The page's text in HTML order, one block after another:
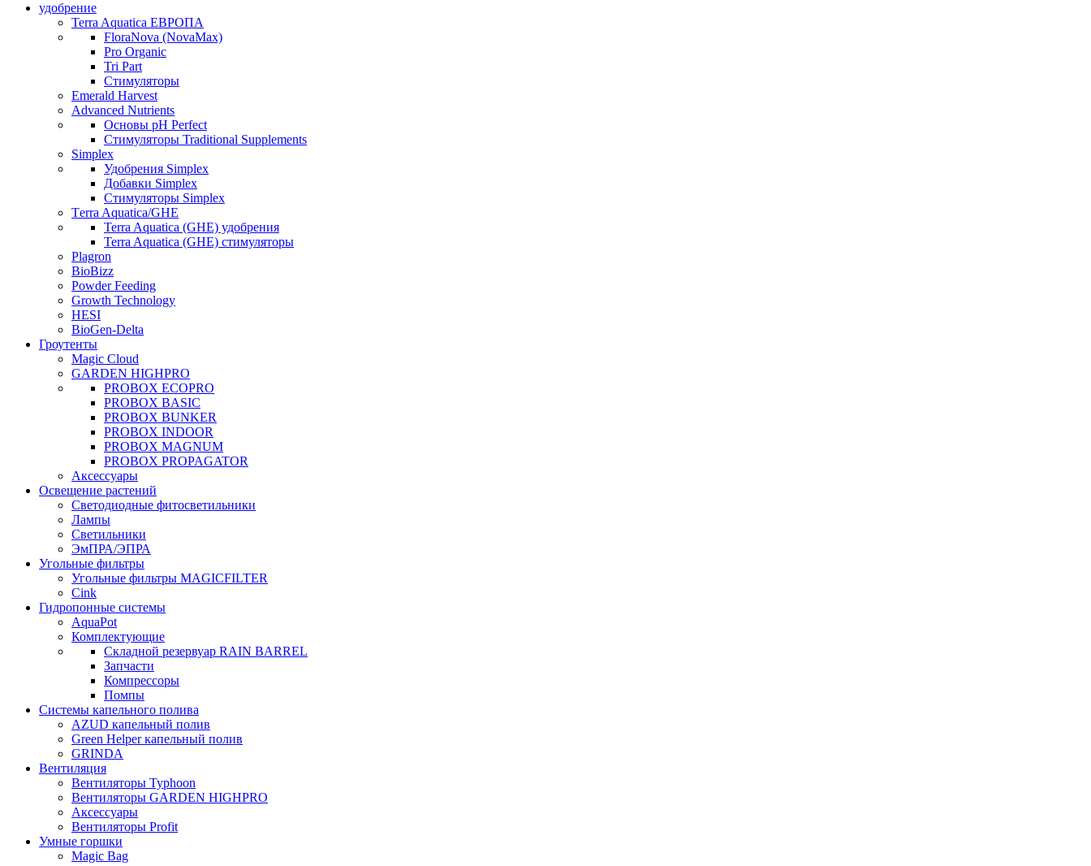
удобрение
Terra Aquatica ЕВРОПА
FloraNova (NovaMax)
Pro Organic
Tri Part
Стимуляторы
Emerald Harvest
Advanced Nutrients
Основы pH Perfect
Стимуляторы Traditional Supplements
Simplex
Удобрения Simplex
Добавки Simplex
Стимуляторы Simplex
Тerra Aquatica/GHE
Terra Aquatica (GHE) удобрения
Terra Aquatica (GHE) стимуляторы
Plagron
BioBizz
Powder Feeding
Growth Technology
HESI
BioGen-Delta
Гроутенты
Magic Cloud
GARDEN HIGHPRO
PROBOX ECOPRO
PROBOX BASIC
PROBOX BUNKER
PROBOX INDOOR
PROBOX MAGNUM
PROBOX PROPAGATOR
Аксессуары
Освещение растений
Светодиодные фитосветильники
Лампы
Светильники
ЭмПРА/ЭПРА
Угольные фильтры
Угольные фильтры MAGICFILTER
Cink
Гидропонные системы
AquaPot
Комплектующие
Складной резервуар RAIN BARREL
Запчасти
Компрессоры
Помпы
Системы капельного полива
AZUD капельный полив
Green Helper капельный полив
GRINDA
Вентиляция
Вентиляторы Typhoon
Вентиляторы GARDEN HIGHPRO
Аксессуары
Вентиляторы Profit
Умные горшки
Magic Bag